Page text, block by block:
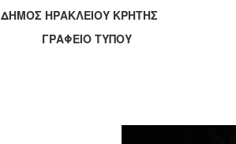
ΔΗΜΟΣ ΗΡΑΚΛΕΙΟΥ ΚΡΗΤΗΣ
ΓΡΑΦΕΙΟ ΤΥΠΟΥ